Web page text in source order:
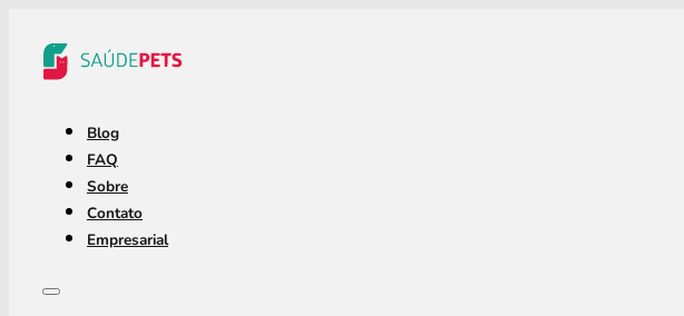
Blog
FAQ
Sobre
Contato
Empresarial